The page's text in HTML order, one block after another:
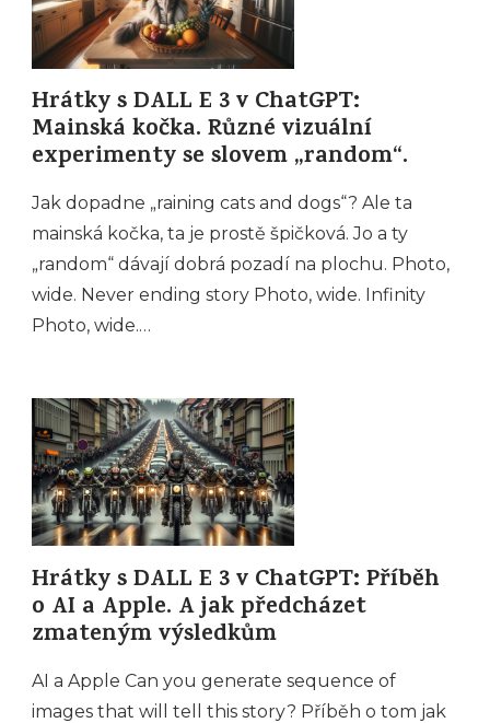
Hrátky s DALL E 3 v ChatGPT:
Mainská kočka. Různé vizuální
experimenty se slovem „random“.
Jak dopadne „raining cats and dogs“? Ale ta
mainská kočka, ta je prostě špičková. Jo a ty
„random“ dávají dobrá pozadí na plochu. Photo,
wide. Never ending story Photo, wide. Infinity
Photo, wide.…
Hrátky s DALL E 3 v ChatGPT: Příběh
o AI a Apple. A jak předcházet
zmateným výsledkům
AI a Apple Can you generate sequence of
images that will tell this story? Příběh o tom jak